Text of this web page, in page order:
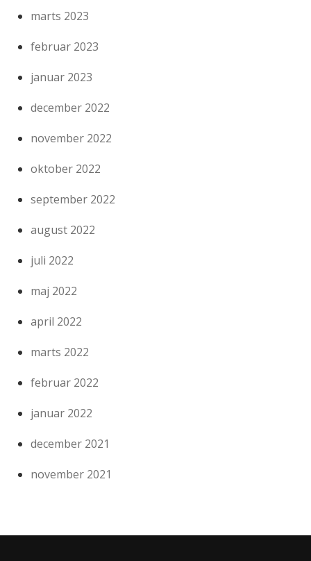
marts 2023
februar 2023
januar 2023
december 2022
november 2022
oktober 2022
september 2022
august 2022
juli 2022
maj 2022
april 2022
marts 2022
februar 2022
januar 2022
december 2021
november 2021